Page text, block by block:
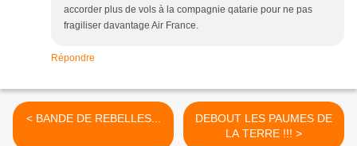
accorder plus de vols à la compagnie qatarie pour ne pas
fragiliser davantage Air France.
Répondre
< BANDE DE REBELLES...
DEBOUT LES PAUMES DE
LA TERRE !!! >